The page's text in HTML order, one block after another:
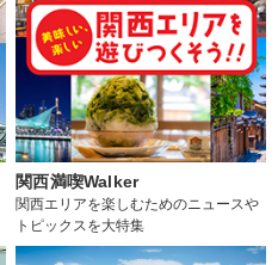
関西満喫Walker
関西エリアを楽しむためのニュースや
トピックスを大特集